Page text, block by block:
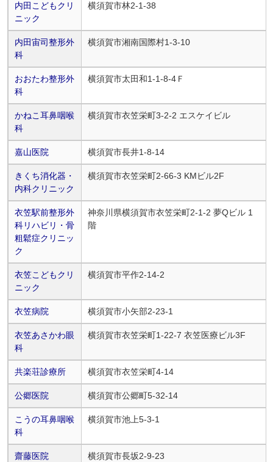
内田こどもクリ
ニック
横須賀市林2-1-38
内田宙司整形外
科
横須賀市湘南国際村1-3-10
おおたわ整形外
科
横須賀市太田和1-1-8-4Ｆ
かねこ耳鼻咽喉
科
横須賀市衣笠栄町3-2-2 エスケイビル
嘉山医院 横須賀市長井1-8-14
きくち消化器・
内科クリニック
横須賀市衣笠栄町2-66-3 KMビル2F
衣笠駅前整形外
科リハビリ・骨
粗鬆症クリニッ
ク
神奈川県横須賀市衣笠栄町2-1-2 夢Qビル 1
階
衣笠こどもクリ
ニック
横須賀市平作2-14-2
衣笠病院 横須賀市小矢部2-23-1
衣笠あさかわ眼
科
横須賀市衣笠栄町1-22-7 衣笠医療ビル3F
共楽荘診療所 横須賀市衣笠栄町4-14
公郷医院 横須賀市公郷町5-32-14
こうの耳鼻咽喉
科
横須賀市池上5-3-1
齋藤医院 横須賀市長坂2-9-23